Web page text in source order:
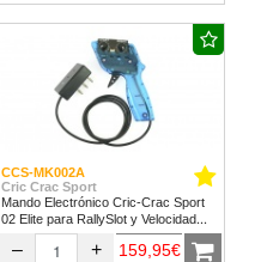
CCS-MK002A
Cric Crac Sport
Mando Electrónico Cric-Crac Sport
02 Elite para RallySlot y Velocidad
1/32 & 1/24
– + 159,95€